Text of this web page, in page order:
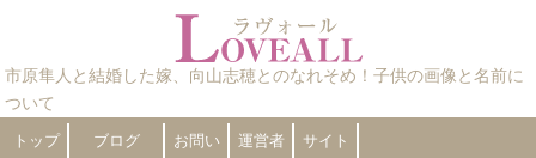
市原隼人と結婚した嫁、向山志穂とのなれそめ！子供の画像と名前に
ついて
トップ
ブログ
お問い
運営者
サイト